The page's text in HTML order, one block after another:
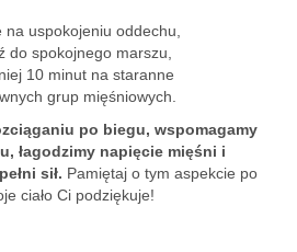
uspokojeniu oddechu,
do spokojnego marszu,
10 minut na staranne
grup mięśniowych.
po biegu, wspomagamy
łagodzimy napięcie mięśni i
sił. Pamiętaj o tym aspekcie po
ciało Ci podziękuje!